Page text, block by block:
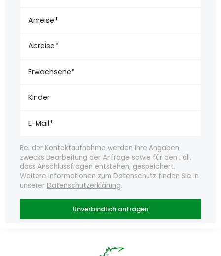
Anreise
Abreise
Erwachsene
Kinder
E-Mail
Bei der Kontaktaufnahme werden Ihre Angaben
zwecks Bearbeitung der Anfrage sowie für den Fall,
dass Anschlussfragen entstehen, gespeichert.
Weitere Informationen zum Datenschutz finden Sie in
unserer Datenschutzerklärung.
Unverbindlich anfragen